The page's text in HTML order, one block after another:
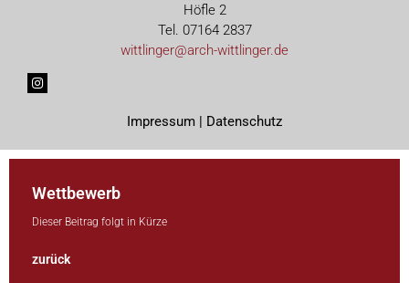
Höfle 2
Tel. 07164 2837
wittlinger@arch-wittlinger.de
Impressum | Datenschutz
Wettbewerb
Dieser Beitrag folgt in Kürze
zurück